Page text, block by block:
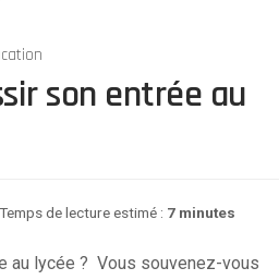
son entrée au
de lecture estimé : 7 minutes
au lycée ? Vous souvenez-vous